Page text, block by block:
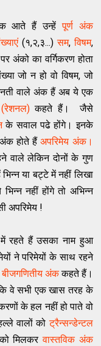
आते हैं उन्हेंपूर्ण अंक
(१,२,३...)सम,विषम,
अंको का वर्गिकरण होता
जो न हो वो विषम, जो
वाले अंक हैं अब ये एक
कहते हैं। जैसे
के सवाल पढे होंगे। इनके
अंक होते हैंअपरिमेय अंक।
वाले लेकिन दोनों के गुण
या बट्टे में नहीं लिखा
नहीं होंगे तो अभिन्न
अपरिमेय !
रहते हैं उसका नाम हुआ
ने परिमेयों के साथ रहने
बीजगणितीय अंककहते हैं।
वे सभी एक खास तरह के
के हल नहीं हो पाते वो
वालों कोट्रैन्सन्डेन्टल
मिलकरवास्तविक अंक